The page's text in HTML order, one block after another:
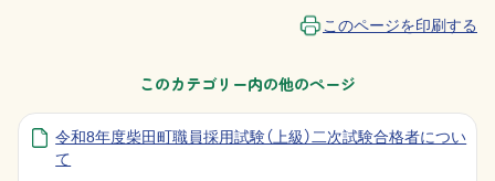
このページを印刷する
このカテゴリー内の他のページ
令和8年度柴田町職員採用試験（上級）二次試験合格者につい
て